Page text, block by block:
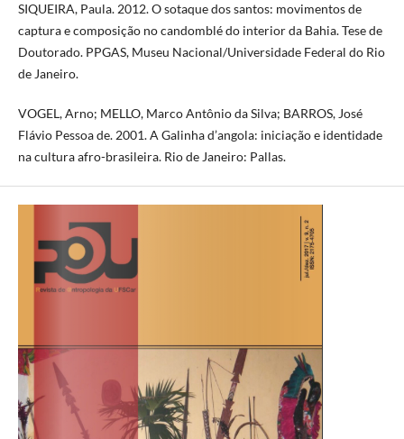
SIQUEIRA, Paula. 2012. O sotaque dos santos: movimentos de
captura e composição no candomblé do interior da Bahia. Tese de
Doutorado. PPGAS, Museu Nacional/Universidade Federal do Rio
de Janeiro.
VOGEL, Arno; MELLO, Marco Antônio da Silva; BARROS, José
Flávio Pessoa de. 2001. A Galinha d’angola: iniciação e identidade
na cultura afro-brasileira. Rio de Janeiro: Pallas.